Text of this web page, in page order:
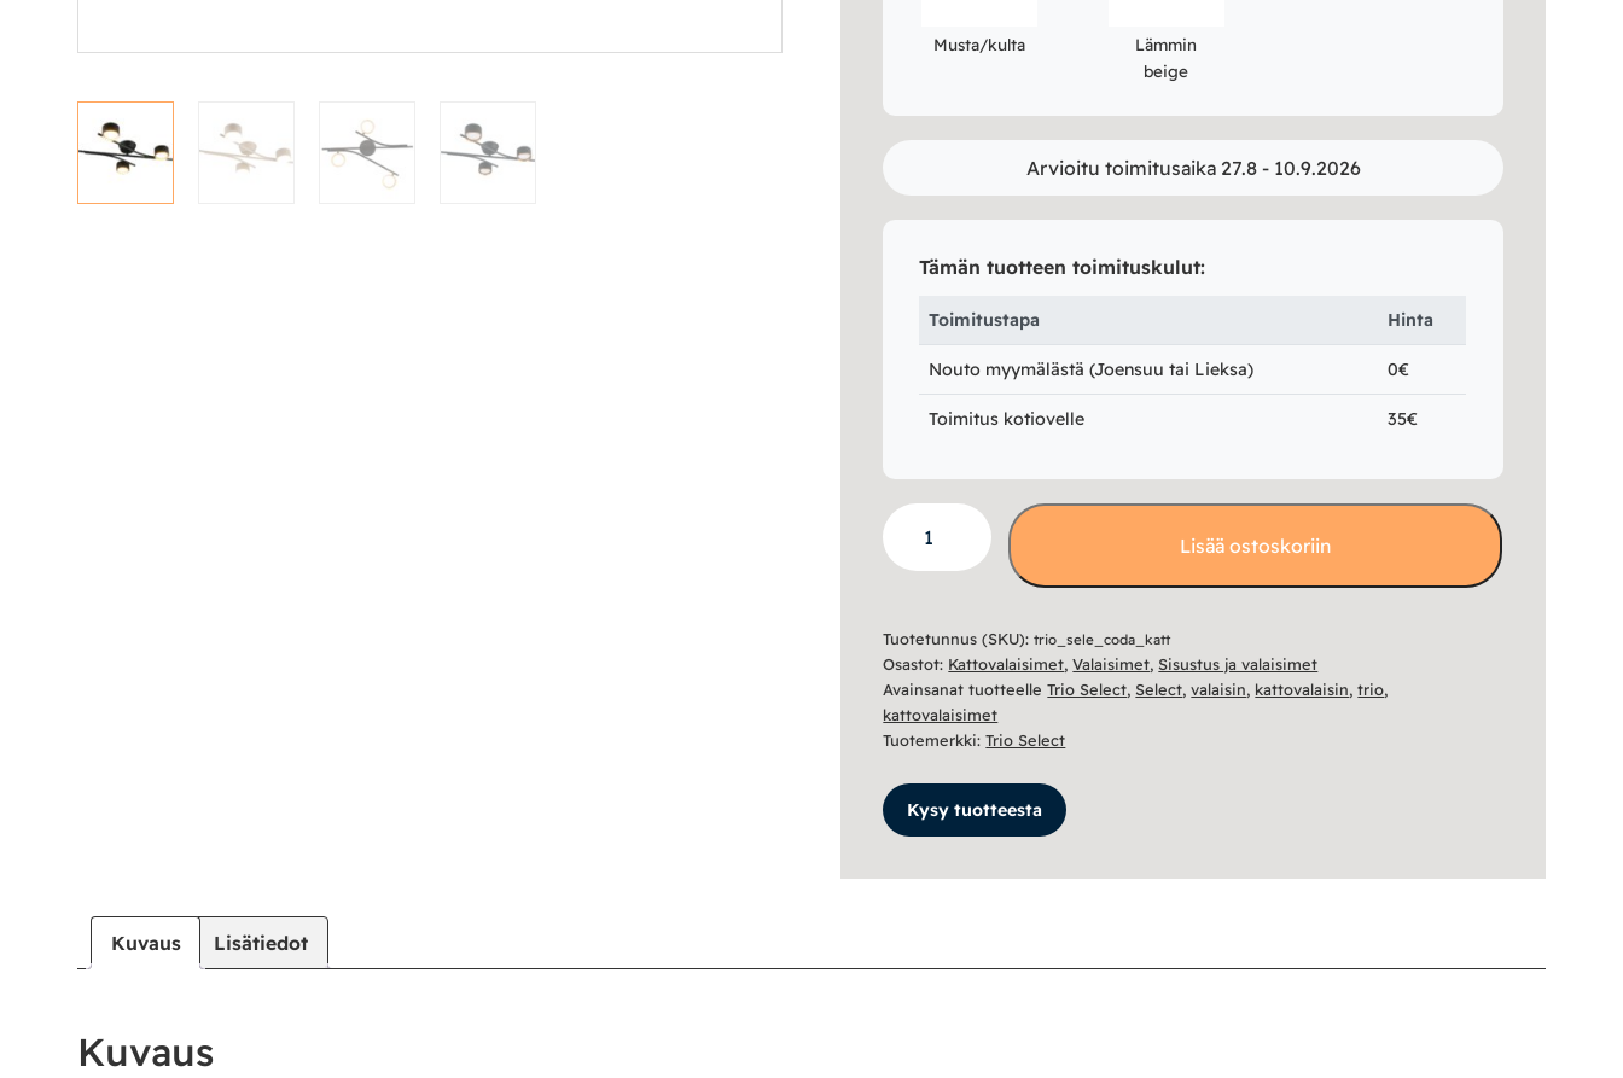
Ostoskori
Musta/kulta
Lämmin
beige
Arvioitu toimitusaika 27.8 - 10.9.2026
Tämän tuotteen toimituskulut:
Toimitustapa Hinta
Nouto myymälästä (Joensuu tai Lieksa) 0€
Toimitus kotiovelle 35€
Coda
kattovalaisin
Lisää ostoskoriin
Tuotetunnus (SKU):trio_sele_coda_katt
Osastot: Kattovalaisimet,Valaisimet,Sisustus ja valaisimet
Avainsanat tuotteelleTrio Select,Select,valaisin, kattovalaisin,trio,
kattovalaisimet
Tuotemerkki:Trio Select
Kysy tuotteesta
Kuvaus Lisätiedot
Kuvaus